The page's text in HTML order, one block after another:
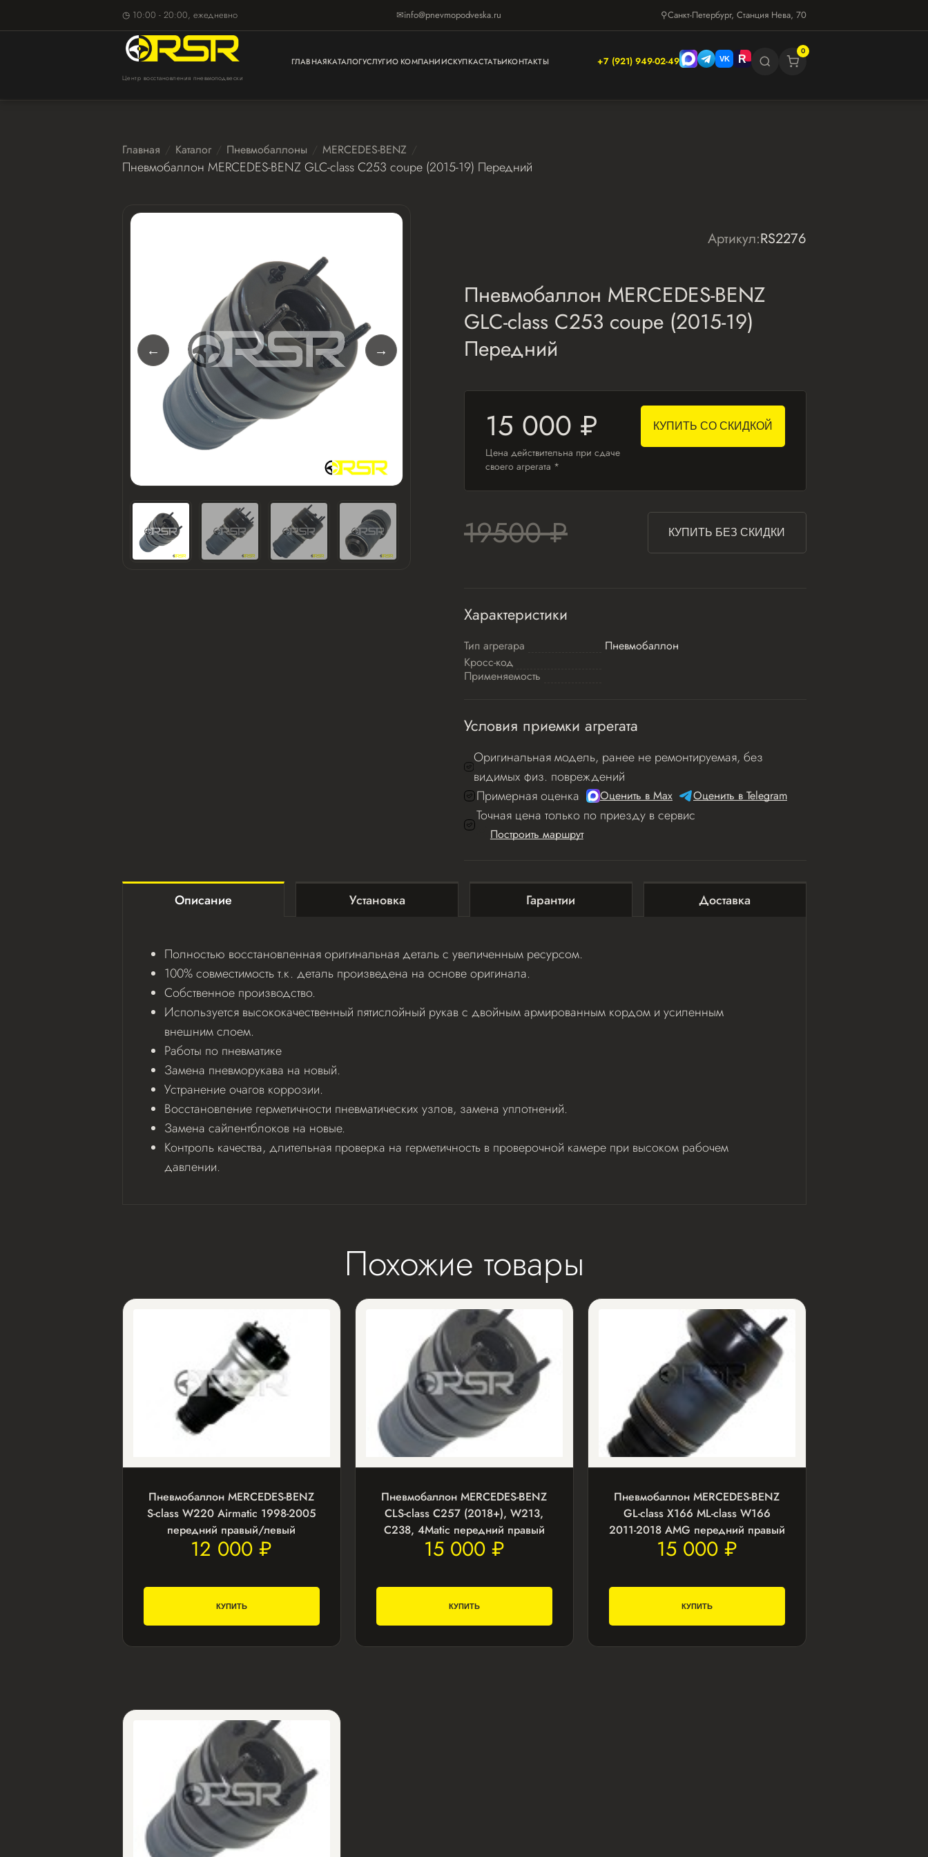
◷ 10:00 - 20:00, ежедневно ✉info@pnevmopodveska.ru ⚲Санкт-Петербург, Станция Нева, 70
Центр восстановления пневмоподвески
ГЛАВНАЯКАТАЛОГ О КОМПАНИИСКУПКАСТАТЬИКОНТАКТЫ
УСЛУГИ +7 (921) 949-02-49
0
Главная Каталог Пневмобаллоны MERCEDES-BENZ
Пневмобаллон MERCEDES-BENZ GLC-class C253 coupe (2015-19) Передний
Артикул:RS2276
Пневмобаллон MERCEDES-BENZ
GLC-class C253 coupe (2015-19)
Передний
15 000 ₽
Цена действительна при сдаче
своего агрегата *
КУПИТЬ СО СКИДКОЙ
19500 ₽ КУПИТЬ БЕЗ СКИДКИ
Характеристики
Тип агрегара
Пневмобаллон
Кросс-код
Применяемость
Условия приемки агрегата
Оригинальная модель, ранее не ремонтируемая, без
видимых физ. повреждений
Примерная оценка
Оценить в Мах Оценить в Telegram
Точная цена только по приезду в сервис
Построить маршрут
Описание Установка Гарантии Доставка
Полностью восстановленная оригинальная деталь с увеличенным ресурсом.
100% совместимость т.к. деталь произведена на основе оригинала.
Собственное производство.
Используется высококачественный пятислойный рукав с двойным армированным кордом и усиленным
внешним слоем.
Работы по пневматике
Замена пневморукава на новый.
Устранение очагов коррозии.
Восстановление герметичности пневматических узлов, замена уплотнений.
Замена сайлентблоков на новые.
Контроль качества, длительная проверка на герметичность в проверочной камере при высоком рабочем
давлении.
Похожие товары
Пневмобаллон MERCEDES-BENZ
S-class W220 Airmatic 1998-2005
передний правый/левый
12 000 ₽
КУПИТЬ
Пневмобаллон MERCEDES-BENZ
CLS-class C257 (2018+), W213,
C238, 4Matic передний правый
15 000 ₽
КУПИТЬ
Пневмобаллон MERCEDES-BENZ
GL-class X166 ML-class W166
2011-2018 AMG передний правый
15 000 ₽
КУПИТЬ